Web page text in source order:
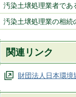
汚染土壌処理業者であ
汚染土壌処理業の相続
関連リンク
財団法人日本環